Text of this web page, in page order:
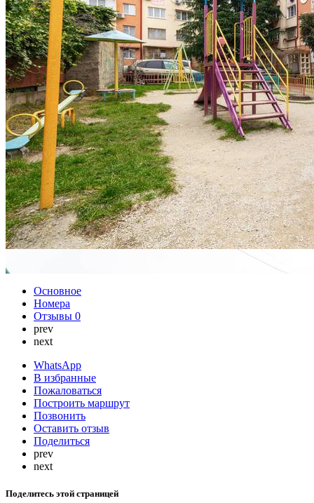
Основное
Номера
Отзывы 0
prev
next
WhatsApp
В избранные
Пожаловаться
Построить маршрут
Позвонить
Оставить отзыв
Поделиться
prev
next
Поделитесь этой страницей